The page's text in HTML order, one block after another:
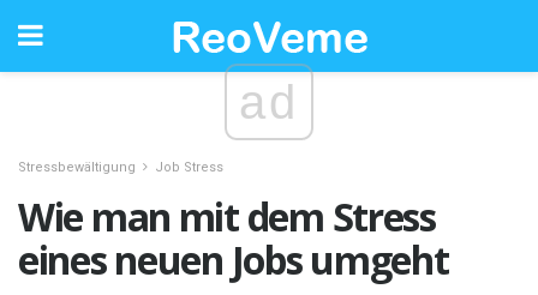
ad
Stressbewältigung Job Stress
Wie man mit dem Stress
eines neuen Jobs umgeht